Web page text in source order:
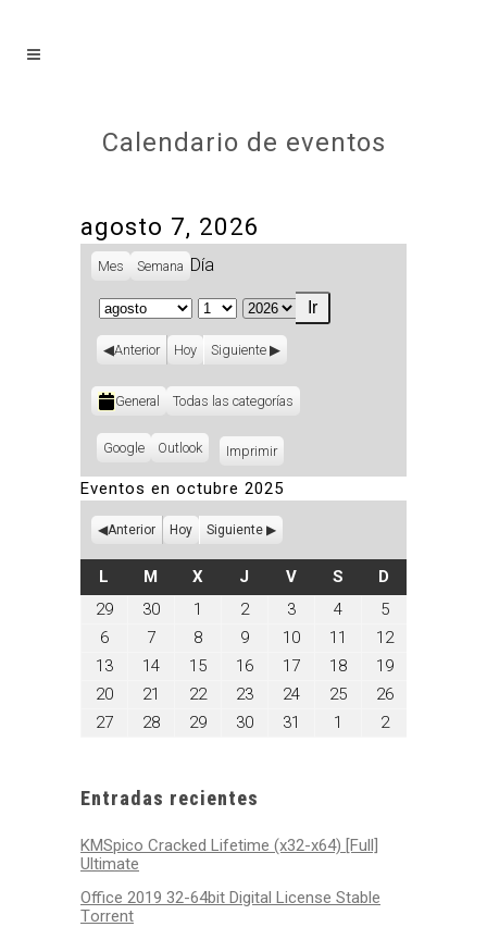
Calendario de eventos
agosto 7, 2026
Mes Semana Día
Mes
Día
Año
Anterior Hoy Siguiente
Categorías
General Todas las categorías
Subscribe
Google
Subscribe
Outlook ImprimirVistas
Eventos en octubre 2025
Anterior Hoy Siguiente
L LUNES
M MARTES
XMIÉRCOLES
J JUEVES
VVIERNES
SSÁBADO
D
29septiembre
30septiembre
1
octubre
2025
2octubre
2025
3octubre
3,
2025
4octubre
4,
2025
5octubre
5,
2025
6octubre
6,
2025
7octubre
7,
2025
8octubre
8,
2025
9octubre
9,
2025
10octubre
10,
11
octubre
2025
12octubre
12,
2025
13octubre
2025
14octubre
2025
15octubre
2025
16octubre
2025
17octubre
2025
18octubre
18,
2025
19octubre
19,
2025
20octubre
20,
2025
21
octubre
2025
22octubre
2025
23octubre
2025
24octubre
25octubre
26octubre
27octubre
28octubre
29octubre
30octubre
31
octubre
1
noviembre
2noviembre
Entradas recientes
KMSpico Cracked Lifetime (x32-x64) [Full]
Ultimate
Office 2019 32-64bit Digital License Stable
Tоrrеnt